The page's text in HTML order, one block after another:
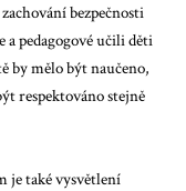
bezpečnosti
a pedagogové učili děti
by mělo být naučeno,
respektováno stejně
je také vysvětlení